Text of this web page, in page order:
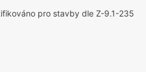
pro stavby dle Z-9.1-235